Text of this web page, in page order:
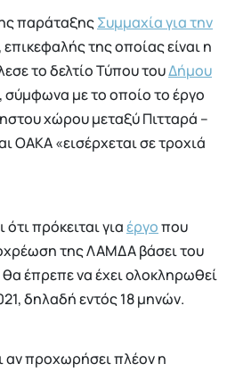
παράταξηςΣυμμαχία για την
, επικεφαλής της οποίας είναι η
το δελτίο Τύπου τουΔήμου
με το οποίο το έργο
χώρου μεταξύ Πιτταρά –
ΟΑΚΑ «εισέρχεται σε τροχιά
πρόκειται γιαέργοπου
της ΛΑΜΔΑ βάσει του
έπρεπε να έχει ολοκληρωθεί
δηλαδή εντός 18 μηνών.
αν προχωρήσει πλέον η